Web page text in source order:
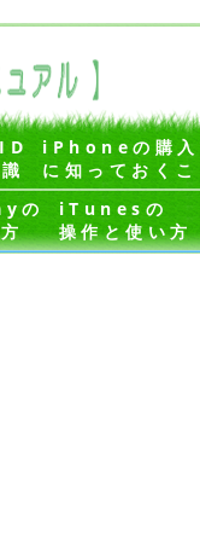
iPhoneの購入
に知っておくこ
の
iTunesの
操作と使い方